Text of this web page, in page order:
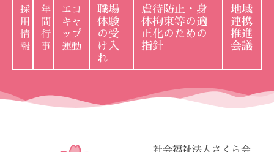
採
用
情
報
年
間
行
事
エコ
キャ
ップ
運動
職場
体験
の受
け入
れ
虐待防止・身
体拘束等の適
正化のための
指針
地域
連携
推進
会議